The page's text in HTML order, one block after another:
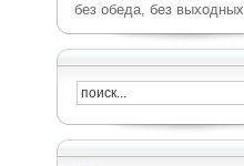
без обеда, без выходных